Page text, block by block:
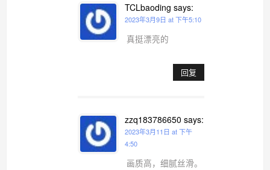
TCLbaoding says:
2023年3月9日 at 下午5:10
真挺漂亮的
回复
zzq183786650 says:
2023年3月11日 at 下午
4:50
画质高，细腻丝滑。